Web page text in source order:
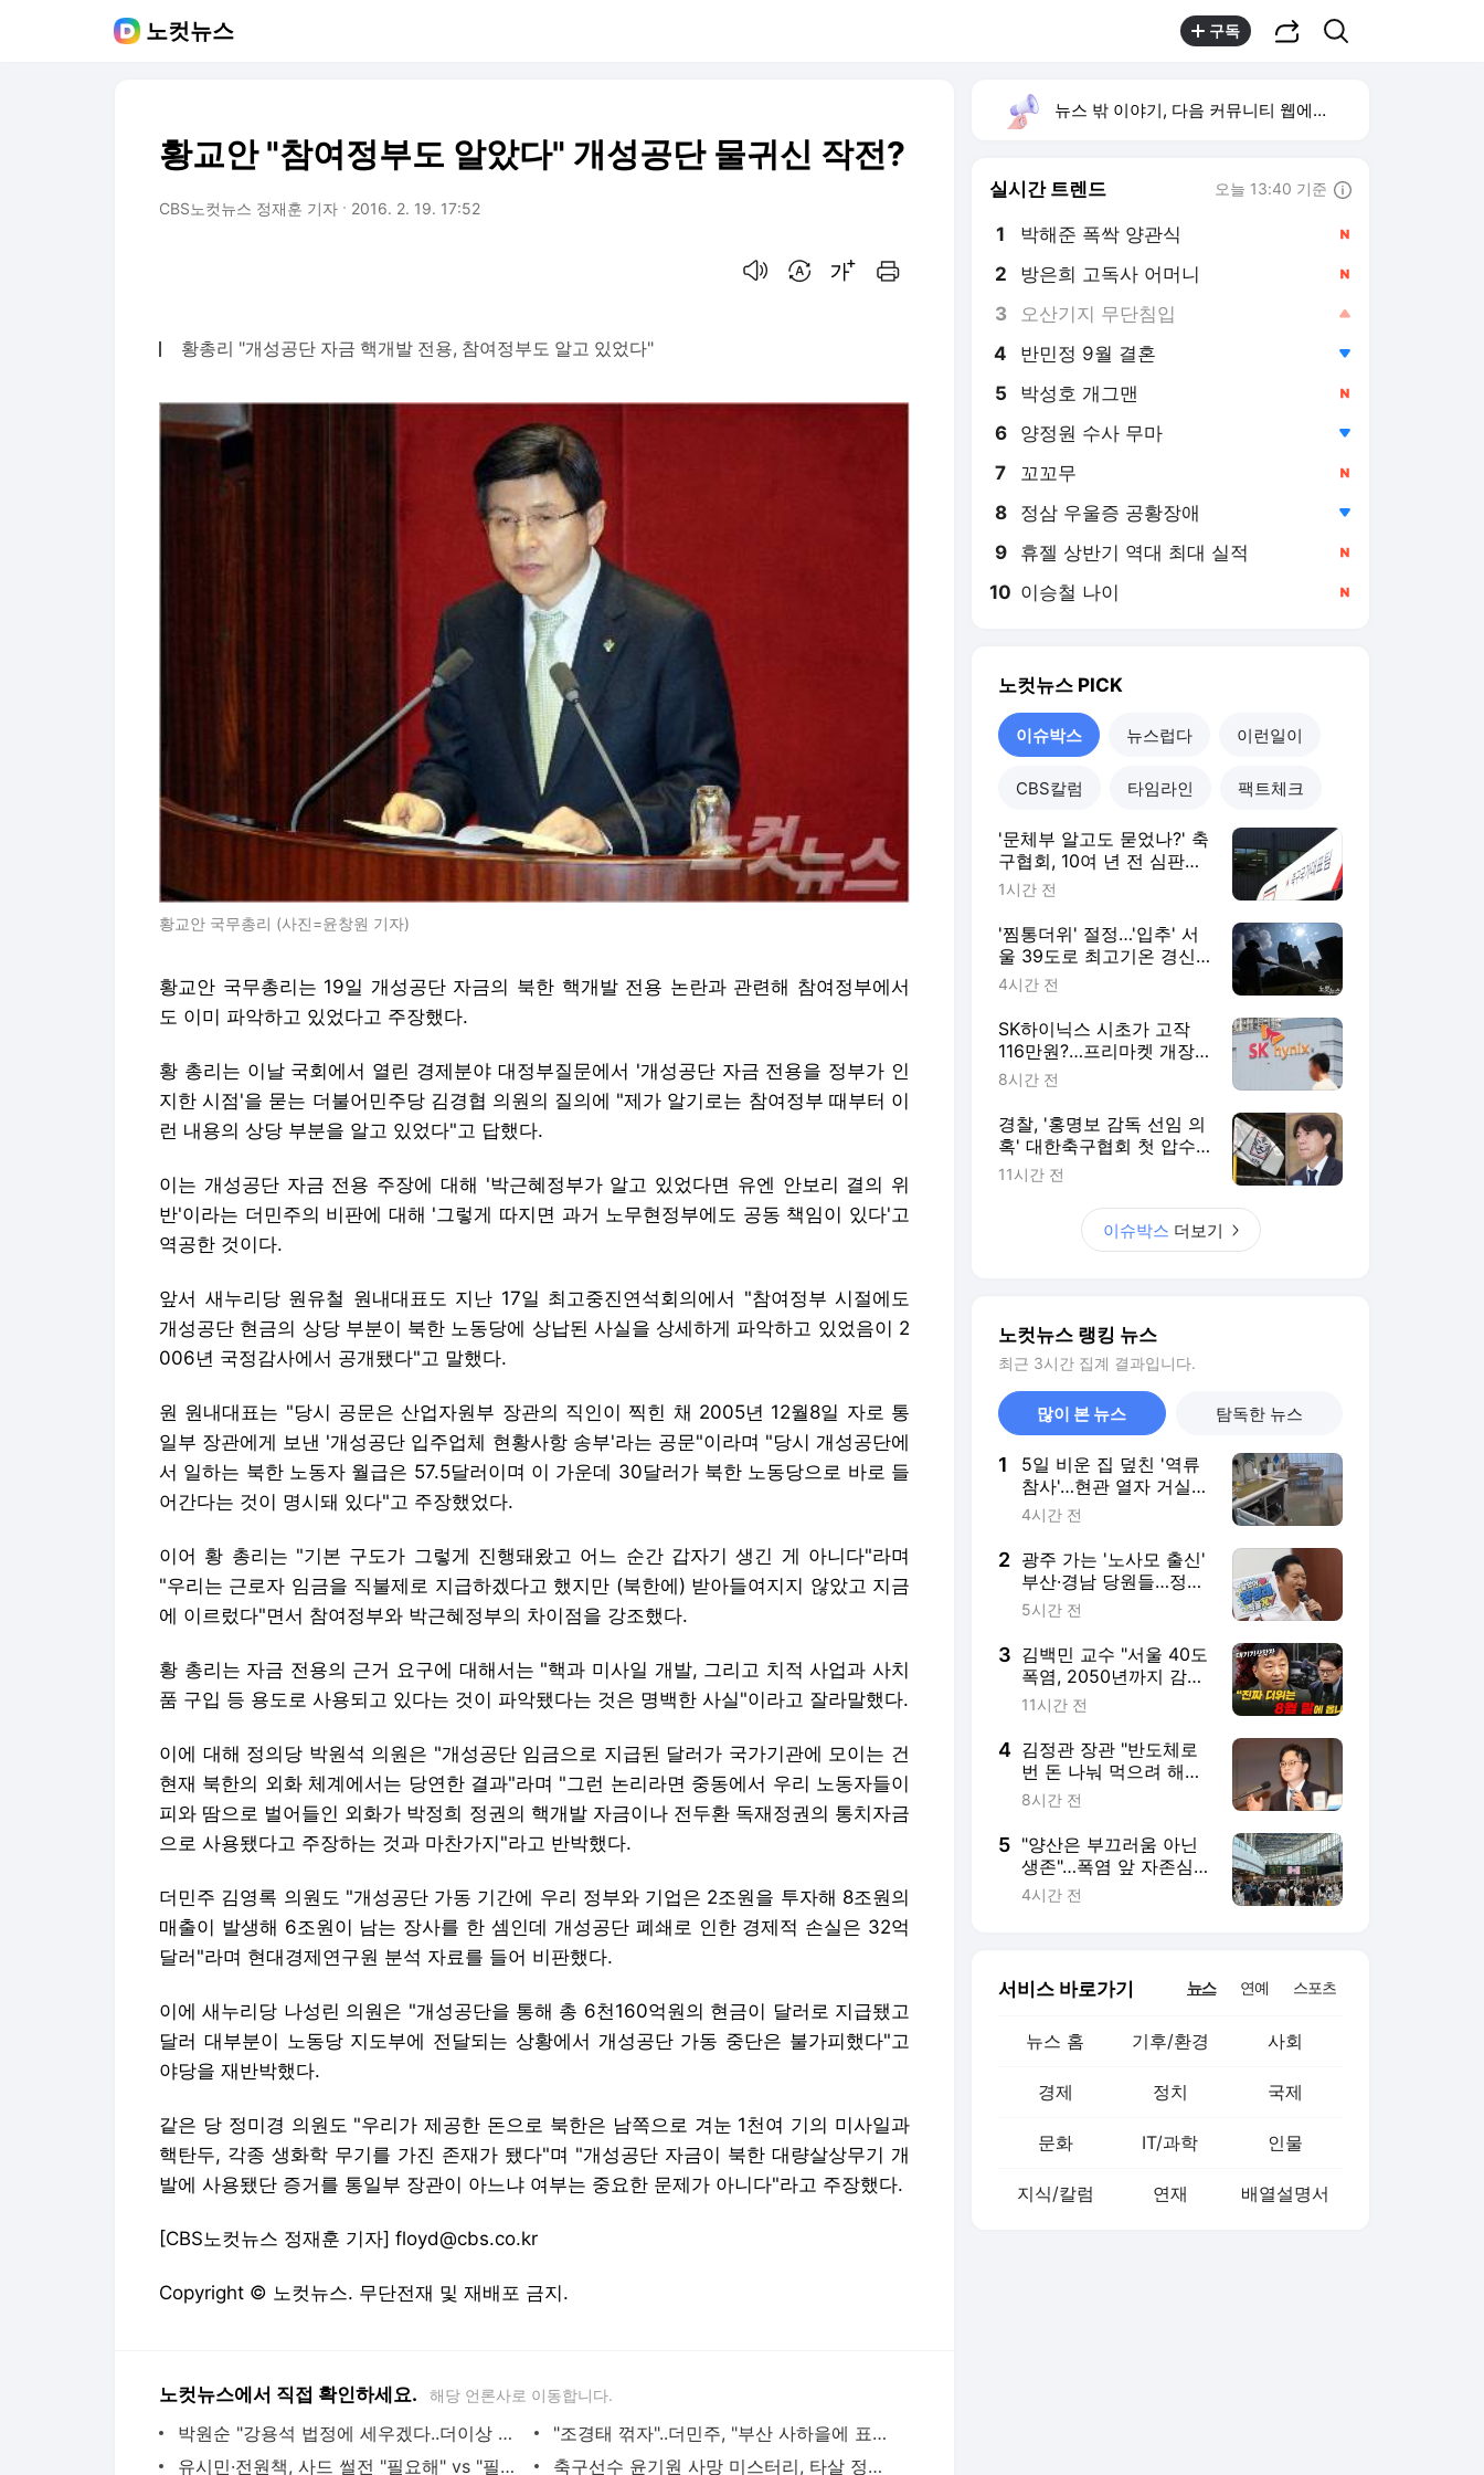
노컷뉴스 구독
황교안 "참여정부도 알았다" 개성공단 물귀신 작전?
CBS노컷뉴스 정재훈 기자 2016. 2. 19. 17:52
황총리 "개성공단 자금 핵개발 전용, 참여정부도 알고 있었다"
황교안 국무총리 (사진=윤창원 기자)
황교안 국무총리는 19일 개성공단 자금의 북한 핵개발 전용 논란과 관련해 참여정부에서
도 이미 파악하고 있었다고 주장했다.
황 총리는 이날 국회에서 열린 경제분야 대정부질문에서 '개성공단 자금 전용을 정부가 인
지한 시점'을 묻는 더불어민주당 김경협 의원의 질의에 "제가 알기로는 참여정부 때부터 이
런 내용의 상당 부분을 알고 있었다"고 답했다.
이는 개성공단 자금 전용 주장에 대해 '박근혜정부가 알고 있었다면 유엔 안보리 결의 위
반'이라는 더민주의 비판에 대해 '그렇게 따지면 과거 노무현정부에도 공동 책임이 있다'고
역공한 것이다.
앞서 새누리당 원유철 원내대표도 지난 17일 최고중진연석회의에서 "참여정부 시절에도
개성공단 현금의 상당 부분이 북한 노동당에 상납된 사실을 상세하게 파악하고 있었음이 2
006년 국정감사에서 공개됐다"고 말했다.
원 원내대표는 "당시 공문은 산업자원부 장관의 직인이 찍힌 채 2005년 12월8일 자로 통
일부 장관에게 보낸 '개성공단 입주업체 현황사항 송부'라는 공문"이라며 "당시 개성공단에
서 일하는 북한 노동자 월급은 57.5달러이며 이 가운데 30달러가 북한 노동당으로 바로 들
어간다는 것이 명시돼 있다"고 주장했었다.
이어 황 총리는 "기본 구도가 그렇게 진행돼왔고 어느 순간 갑자기 생긴 게 아니다"라며
"우리는 근로자 임금을 직불제로 지급하겠다고 했지만 (북한에) 받아들여지지 않았고 지금
에 이르렀다"면서 참여정부와 박근혜정부의 차이점을 강조했다.
황 총리는 자금 전용의 근거 요구에 대해서는 "핵과 미사일 개발, 그리고 치적 사업과 사치
품 구입 등 용도로 사용되고 있다는 것이 파악됐다는 것은 명백한 사실"이라고 잘라말했다.
이에 대해 정의당 박원석 의원은 "개성공단 임금으로 지급된 달러가 국가기관에 모이는 건
현재 북한의 외화 체계에서는 당연한 결과"라며 "그런 논리라면 중동에서 우리 노동자들이
피와 땀으로 벌어들인 외화가 박정희 정권의 핵개발 자금이나 전두환 독재정권의 통치자금
으로 사용됐다고 주장하는 것과 마찬가지"라고 반박했다.
더민주 김영록 의원도 "개성공단 가동 기간에 우리 정부와 기업은 2조원을 투자해 8조원의
매출이 발생해 6조원이 남는 장사를 한 셈인데 개성공단 폐쇄로 인한 경제적 손실은 32억
달러"라며 현대경제연구원 분석 자료를 들어 비판했다.
이에 새누리당 나성린 의원은 "개성공단을 통해 총 6천160억원의 현금이 달러로 지급됐고
달러 대부분이 노동당 지도부에 전달되는 상황에서 개성공단 가동 중단은 불가피했다"고
야당을 재반박했다.
같은 당 정미경 의원도 "우리가 제공한 돈으로 북한은 남쪽으로 겨눈 1천여 기의 미사일과
핵탄두, 각종 생화학 무기를 가진 존재가 됐다"며 "개성공단 자금이 북한 대량살상무기 개
발에 사용됐단 증거를 통일부 장관이 아느냐 여부는 중요한 문제가 아니다"라고 주장했다.
[CBS노컷뉴스 정재훈 기자] floyd@cbs.co.kr
Copyright © 노컷뉴스. 무단전재 및 재배포 금지.
노컷뉴스에서 직접 확인하세요. 해당 언론사로 이동합니다.
박원순 "강용석 법정에 세우겠다..더이상 용서는 없어"
"조경태 꺾자"..더민주, "부산 사하을에 표창원 투입" 추진
유시민·전원책, 사드 썰전 "필요해" vs "필요없어"
축구선수 윤기원 사망 미스터리, 타살 정황 드러나
뉴스 밖 이야기, 다음 커뮤니티 웹에서 보기
실시간 트렌드 오늘 13:40 기준
1 박해준 폭싹 양관식
2 방은희 고독사 어머니
3 오산기지 무단침입
4 반민정 9월 결혼
5 박성호 개그맨
6 양정원 수사 무마
7 꼬꼬무
8 정삼 우울증 공황장애
9 휴젤 상반기 역대 최대 실적
10 이승철 나이
노컷뉴스 PICK
이슈박스 뉴스럽다 이런일이
CBS칼럼 타임라인 팩트체크
'문체부 알고도 묻었나?' 축
구협회, 10여 년 전 심판
'성 접대 충격'
1시간 전
'찜통더위' 절정…'입추' 서
울 39도로 최고기온 경신
할 듯
4시간 전
SK하이닉스 시초가 고작
116만원?…프리마켓 개장
직후 또 하한가
8시간 전
경찰, '홍명보 감독 선임 의
혹' 대한축구협회 첫 압수
수색
11시간 전
이슈박스 더보기
노컷뉴스 랭킹 뉴스
최근 3시간 집계 결과입니다.
많이 본 뉴스 탐독한 뉴스
1
5일 비운 집 덮친 '역류
참사'…현관 열자 거실
'물바다', 무슨 일?[뉴스
4시간 전
2 광주 가는 '노사모 출신'
부산·경남 당원들…정청
래 지원
5시간 전
3 김백민 교수 "서울 40도
폭염, 2050년까지 감내
해야"
11시간 전
4 김정관 장관 "반도체로
번 돈 나눠 먹으려 해선
안돼…투자가 곧 분배"
8시간 전
5 "양산은 부끄러움 아닌
생존"…폭염 앞 자존심
내려놓은 시민들
4시간 전
서비스 바로가기 뉴스 연예 스포츠
뉴스 홈 기후/환경 사회
경제 정치 국제
문화 IT/과학 인물
지식/칼럼 연재 배열설명서